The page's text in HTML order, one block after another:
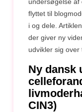
flyttet til
i og dele.
der giver ny
udvikler sig over
Ny dansk
CIN3)